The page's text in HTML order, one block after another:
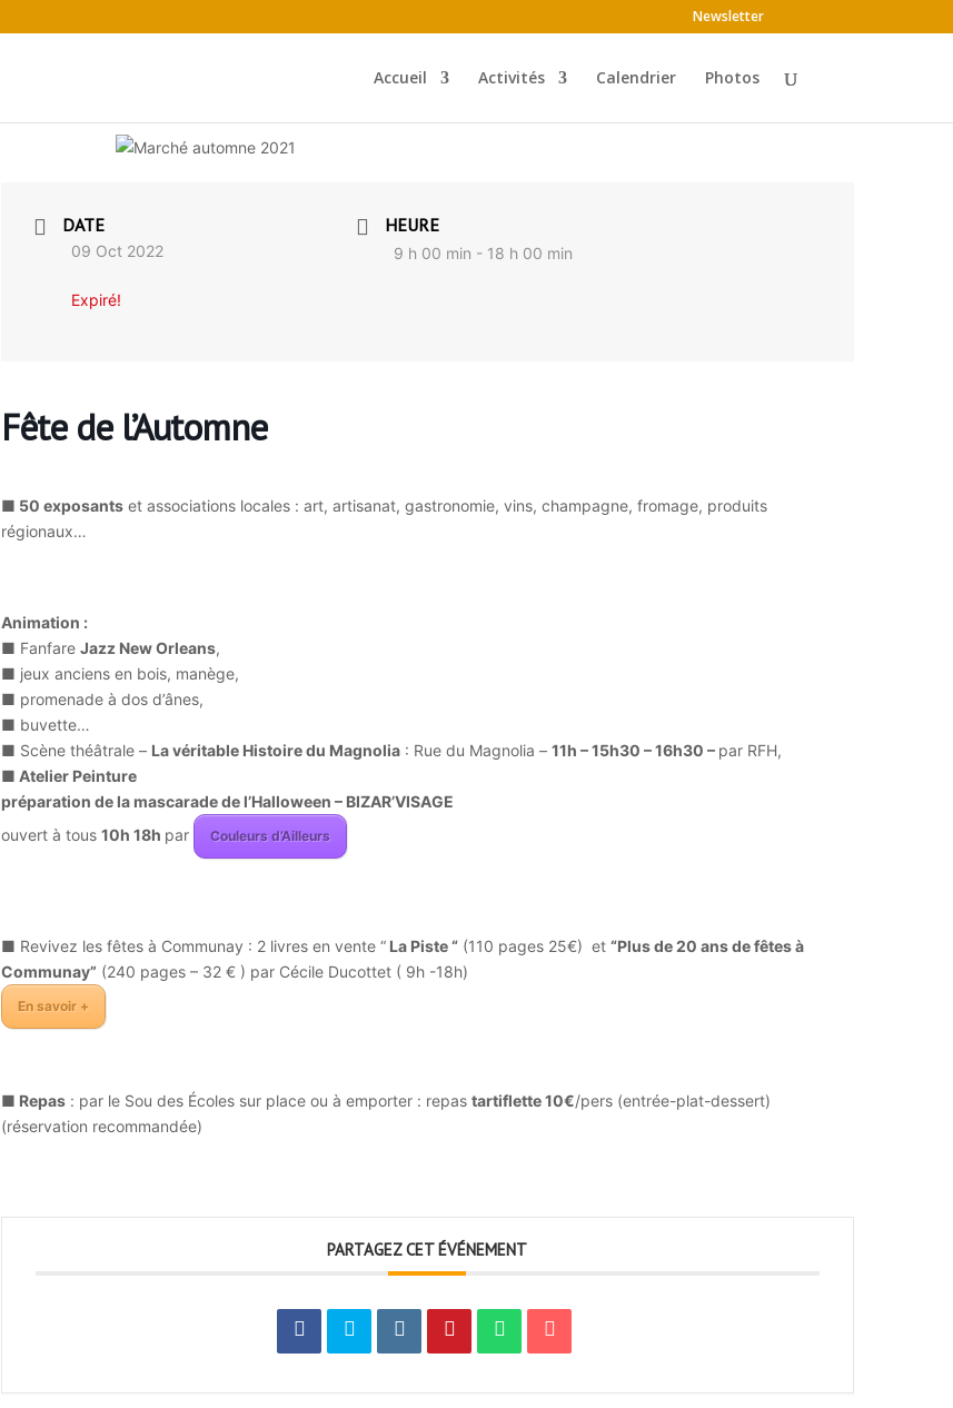
Newsletter
Accueil Activités Calendrier Photos
DATE
09 Oct 2022
Expiré!
HEURE
9 h 00 min - 18 h 00 min
Fête de l’Automne
■ 50 exposantset associations locales : art, artisanat, gastronomie, vins, champagne, fromage, produits
régionaux…
Animation :
■ Fanfare Jazz New Orleans,
■ jeux anciens en bois, manège,
■ promenade à dos d’ânes,
■ buvette…
■ Scène théâtrale – La véritable Histoire du Magnolia: Rue du Magnolia – 11h – 15h30 – 16h30 – par RFH,
■ Atelier Peinture
préparation de la mascarade de l’Halloween – BIZAR’VISAGE
ouvert à tous 10h 18h par Couleurs d’Ailleurs
■ Revivez les fêtes à Communay : 2 livres en vente “La Piste “(110 pages 25€) et “Plus de 20 ans de fêtes à
Communay” (240 pages – 32 € ) par Cécile Ducottet ( 9h -18h)
En savoir +
■ Repas: par le Sou des Écoles sur place ou à emporter : repas tartiflette 10€/pers (entrée-plat-dessert)
(réservation recommandée)
PARTAGEZ CET ÉVÉNEMENT